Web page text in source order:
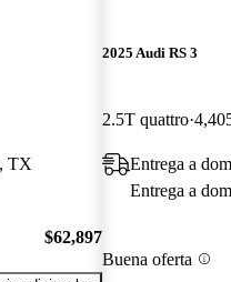
TX
$62,897
2025 Audi RS 3
2.5T quattro
Entrega a
Entrega a
Buena oferta